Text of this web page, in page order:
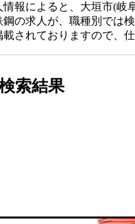
報によると、大垣市(
の求人が、職種別では
されておりますので、
索結果